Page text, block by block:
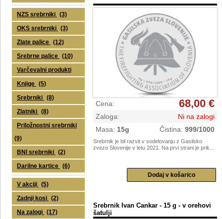
NZS srebrniki (3)
OKS srebrniki (3)
Zlate palice (12)
Srebrne palice (10)
Varčevalni produkti
Knjige (5)
Srebrniki (8)
Zlatniki (8)
Priložnostni srebrniki
(9)
BNI srebrniki (2)
Darilne kartice (6)
V akciji (5)
Zadnji kosi (2)
Na zalogi (17)
Cena: 68,00 €
Zaloga:
Ni na zalogi
Masa: 15g Čistina: 999/1000
Srebrnik je bil razvit v sodelovanju z Gasilsko
zvezo Slovenije v letu 2021. Na prvi strani je prik...
Srebrnik Ivan Cankar - 15 g - v orehovi
šatulji